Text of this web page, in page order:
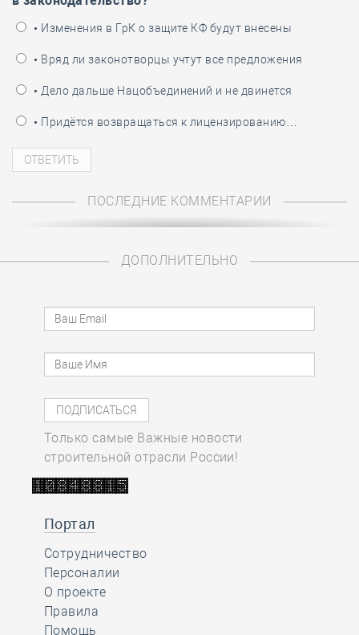
• Изменения в ГрК о защите КФ будут внесены
• Вряд ли законотворцы учтут все предложения
• Дело дальше Нацобъединений и не двинется
• Придётся возвращаться к лицензированию…
ПОСЛЕДНИЕ КОММЕНТАРИИ
ДОПОЛНИТЕЛЬНО
Только самые Важные новости
строительной отрасли России!
Портал
Сотрудничество
Персоналии
О проекте
Правила
Помощь